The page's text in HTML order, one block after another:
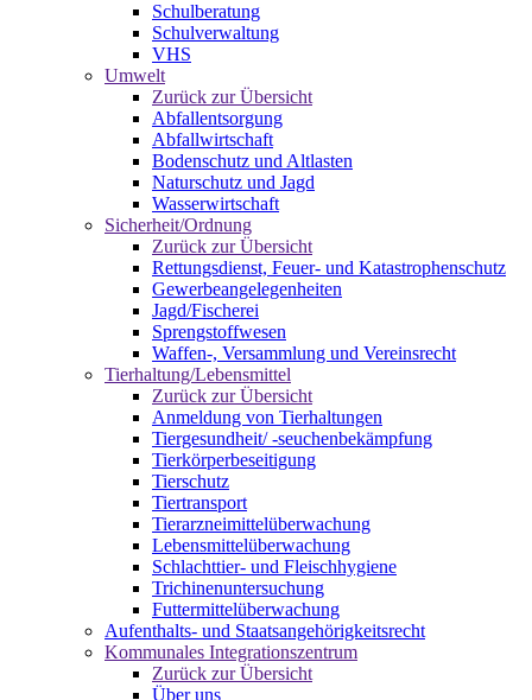
Schulberatung
Schulverwaltung
VHS
Umwelt
Zurück zur Übersicht
Abfallentsorgung
Abfallwirtschaft
Bodenschutz und Altlasten
Naturschutz und Jagd
Wasserwirtschaft
Sicherheit/Ordnung
Zurück zur Übersicht
Rettungsdienst, Feuer- und Katastrophenschutz
Gewerbeangelegenheiten
Jagd/Fischerei
Sprengstoffwesen
Waffen-, Versammlung und Vereinsrecht
Tierhaltung/Lebensmittel
Zurück zur Übersicht
Anmeldung von Tierhaltungen
Tiergesundheit/ -seuchenbekämpfung
Tierkörperbeseitigung
Tierschutz
Tiertransport
Tierarzneimittelüberwachung
Lebensmittelüberwachung
Schlachttier- und Fleischhygiene
Trichinenuntersuchung
Futtermittelüberwachung
Aufenthalts- und Staatsangehörigkeitsrecht
Kommunales Integrationszentrum
Zurück zur Übersicht
Über uns